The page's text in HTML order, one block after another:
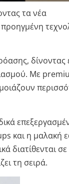
τα νέα
δίνοντας
Με
και η μαλακή
διατίθενται
τη σειρά.